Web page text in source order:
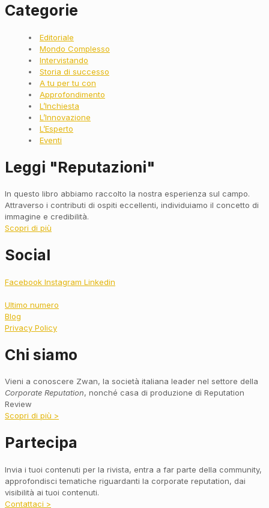
Categorie
Editoriale
Mondo Complesso
Intervistando
Storia di successo
A tu per tu con
Approfondimento
L’Inchiesta
L’Innovazione
L’Esperto
Eventi
Leggi "Reputazioni"
In questo libro abbiamo raccolto la nostra esperienza sul campo.
Attraverso i contributi di ospiti eccellenti, individuiamo il concetto di
immagine e credibilità.
Scopri di più
Social
Facebook Instagram Linkedin
Ultimo numero
Blog
Privacy Policy
Chi siamo
Vieni a conoscere Zwan, la società italiana leader nel settore della
Corporate Reputation, nonché casa di produzione di Reputation
Review
Scopri di più >
Partecipa
Invia i tuoi contenuti per la rivista, entra a far parte della community,
approfondisci tematiche riguardanti la corporate reputation, dai
visibilità ai tuoi contenuti.
Contattaci >